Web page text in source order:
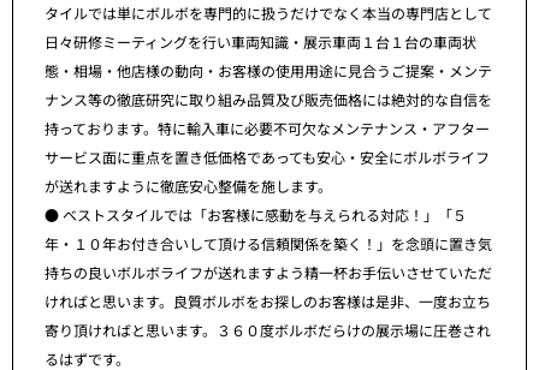
タイルでは単にボルボを専門的に扱うだけでなく本当の専門店として
日々研修ミーティングを行い車両知識・展示車両１台１台の車両状
態・相場・他店様の動向・お客様の使用用途に見合うご提案・メンテ
ナンス等の徹底研究に取り組み品質及び販売価格には絶対的な自信を
持っております。特に輸入車に必要不可欠なメンテナンス・アフター
サービス面に重点を置き低価格であっても安心・安全にボルボライフ
が送れますように徹底安心整備を施します。
● ベストスタイルでは「お客様に感動を与えられる対応！」「５
年・１０年お付き合いして頂ける信頼関係を築く！」を念頭に置き気
持ちの良いボルボライフが送れますよう精一杯お手伝いさせていただ
ければと思います。良質ボルボをお探しのお客様は是非、一度お立ち
寄り頂ければと思います。３６０度ボルボだらけの展示場に圧巻され
るはずです。